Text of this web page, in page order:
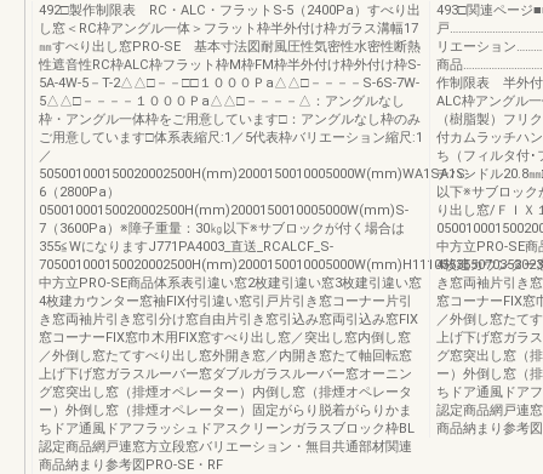
492□製作制限表 RC・ALC・フラットS-5（2400Pa）すべり出
し窓＜RC枠アングル一体＞フラット枠半外付け枠ガラス溝幅17
㎜すべり出し窓PRO-SE 基本寸法図耐風圧性気密性水密性断熱
性遮音性RC枠ALC枠フラット枠M枠FM枠半外付け枠外付け枠S-
5A-4W-5－T-2△△□－－□□１０００Ｐa△△□－－－－S-6S-7W-
5△△□－－－－１０００Ｐa△△□－－－－△：アングルなし
枠・アングル一体枠をご用意しています□：アングルなし枠のみ
ご用意しています□体系表縮尺:1／5代表枠バリエーション縮尺:1
／
505001000150020002500H(mm)2000150010005000W(mm)WA1SA1S-
6（2800Pa）
05001000150020002500H(mm)2000150010005000W(mm)S-
7（3600Pa）※障子重量：30㎏以下※サブロックが付く場合は
355≦WになりますJ771PA4003_直送_RCALCF_S-
中方立PRO-SE商品体系表引違い窓2枚建引違い窓3枚建引違い窓
4枚建カウンター窓袖FIX付引違い窓引戸片引き窓コーナー片引
き窓両袖片引き窓引分け窓自由片引き窓引込み窓両引込み窓FIX
窓コーナーFIX窓巾木用FIX窓すべり出し窓／突出し窓内倒し窓
／外倒し窓たてすべり出し窓外開き窓／内開き窓たて軸回転窓
上げ下げ窓ガラスルーバー窓ダブルガラスルーバー窓オーニン
グ窓突出し窓（排煙オペレーター）内倒し窓（排煙オペレータ
ー）外倒し窓（排煙オペレーター）固定がらり脱着がらりかま
ちドア通風ドアフラッシュドアスクリーンガラスブロック枠BL
認定商品網戸連窓方立段窓バリエーション・無目共通部材関連
商品納まり参考図PRO-SE・RF
493□関連ページ
戸
リエーション
商品
作制限表 半外付
ALC枠アングル
（樹脂製）フリ
付カムラッチハ
ち（フィルタ付･
チハンドル20.8
以下※サブロック
り出し窓/ＦＩＸ
中方立PRO-SE
4枚建カウンター
き窓両袖片引き
窓コーナーFIX窓
／外倒し窓たて
上げ下げ窓ガラ
グ窓突出し窓（
ー）外倒し窓（
ちドア通風ドア
認定商品網戸連
商品納まり参考